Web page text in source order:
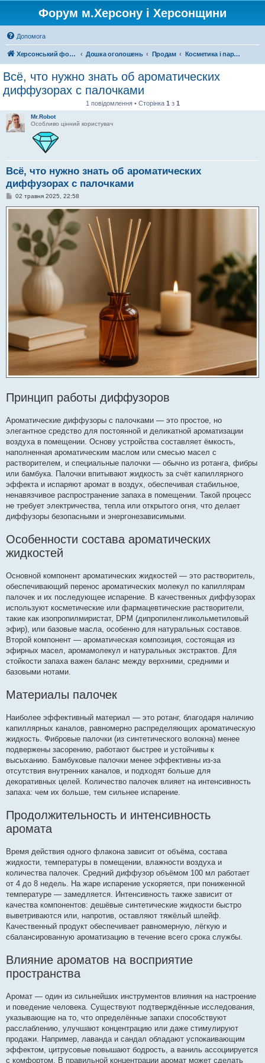
Форум м.Херсону і Херсонщини
Допомога
Херсонський форум Дошка оголошень Продам Косметика і парфумерія
Всё, что нужно знать об ароматических
диффузорах с палочками
1 повідомлення • Сторінка 1 з 1
Mr.Robot
Особливо цінний користувач
Всё, что нужно знать об ароматических
диффузорах с палочками
П
в
д
о
02 травня 2025, 22:58
Принцип работы диффузоров
Ароматические диффузоры с палочками — это простое, но
элегантное средство для постоянной и деликатной ароматизации
воздуха в помещении. Основу устройства составляет ёмкость,
наполненная ароматическим маслом или смесью масел с
растворителем, и специальные палочки — обычно из ротанга, фибры
или бамбука. Палочки впитывают жидкость за счёт капиллярного
эффекта и испаряют аромат в воздух, обеспечивая стабильное,
ненавязчивое распространение запаха в помещении. Такой процесс
не требует электричества, тепла или открытого огня, что делает
диффузоры безопасными и энергонезависимыми.
Особенности состава ароматических
жидкостей
Основной компонент ароматических жидкостей — это растворитель,
обеспечивающий перенос ароматических молекул по капиллярам
палочек и их последующее испарение. В качественных диффузорах
используют косметические или фармацевтические растворители,
такие как изопропилмиристат, DPM (дипропиленгликольметиловый
эфир), или базовые масла, особенно для натуральных составов.
Второй компонент — ароматическая композиция, состоящая из
эфирных масел, аромамолекул и натуральных экстрактов. Для
стойкости запаха важен баланс между верхними, средними и
базовыми нотами.
Материалы палочек
Наиболее эффективный материал — это ротанг, благодаря наличию
капиллярных каналов, равномерно распределяющих ароматическую
жидкость. Фибровые палочки (из синтетического волокна) менее
подвержены засорению, работают быстрее и устойчивы к
высыханию. Бамбуковые палочки менее эффективны из-за
отсутствия внутренних каналов, и подходят больше для
декоративных целей. Количество палочек влияет на интенсивность
запаха: чем их больше, тем сильнее испарение.
Продолжительность и интенсивность
аромата
Время действия одного флакона зависит от объёма, состава
жидкости, температуры в помещении, влажности воздуха и
количества палочек. Средний диффузор объёмом 100 мл работает
от 4 до 8 недель. На жаре испарение ускоряется, при пониженной
температуре — замедляется. Интенсивность также зависит от
качества компонентов: дешёвые синтетические жидкости быстро
выветриваются или, напротив, оставляют тяжёлый шлейф.
Качественный продукт обеспечивает равномерную, лёгкую и
сбалансированную ароматизацию в течение всего срока службы.
Влияние ароматов на восприятие
пространства
Аромат — один из сильнейших инструментов влияния на настроение
и поведение человека. Существуют подтверждённые исследования,
указывающие на то, что определённые запахи способствуют
расслаблению, улучшают концентрацию или даже стимулируют
продажи. Например, лаванда и сандал обладают успокаивающим
эффектом, цитрусовые повышают бодрость, а ваниль ассоциируется
с комфортом. В правильной концентрации аромат может сделать